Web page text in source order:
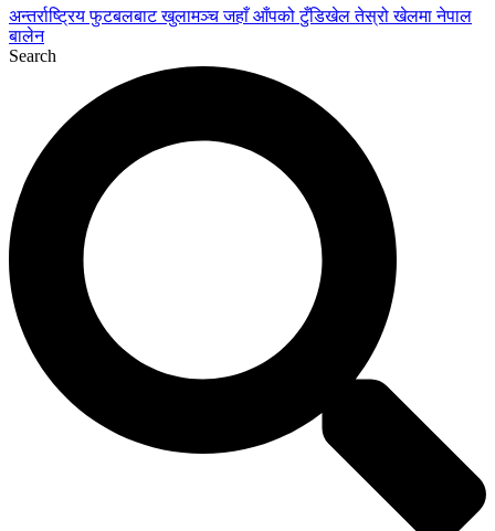
अन्तर्राष्ट्रिय फुटबलबाट खुलामञ्च जहाँ आँपको टुँडिखेल तेस्रो खेलमा नेपाल
बालेन
Search